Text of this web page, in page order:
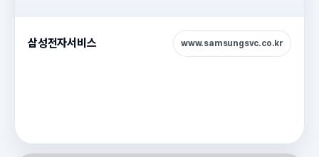
삼성전자서비스 www.samsungsvc.co.kr